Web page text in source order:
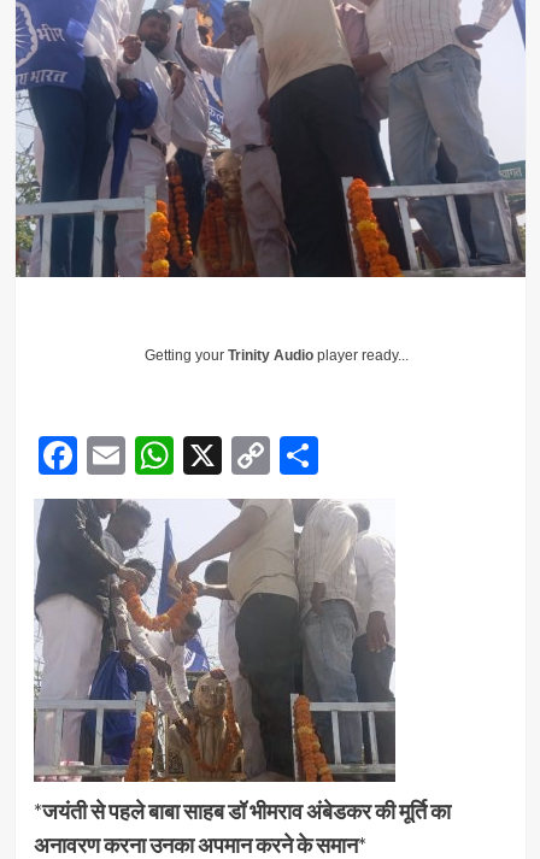
Getting your Trinity Audioplayer ready...
Facebook
EmailWhatsApp
X Copy
Link
Share
*जयंती से पहले बाबा साहब डॉ भीमराव अंबेडकर की मूर्ति का
अनावरण करना उनका अपमान करने के समान*